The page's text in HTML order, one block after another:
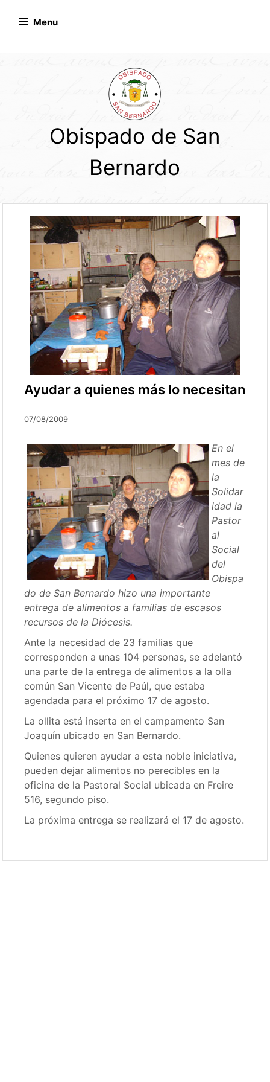
Menu
Obispado de San
Bernardo
Ayudar a quienes más lo necesitan
07/08/2009
En el
mes de
la
Solidar
idad la
Pastor
al
Social
del
Obispa
do de San Bernardo hizo una importante
entrega de alimentos a familias de escasos
recursos de la Diócesis.
Ante la necesidad de 23 familias que
corresponden a unas 104 personas, se adelantó
una parte de la entrega de alimentos a la olla
común San Vicente de Paúl, que estaba
agendada para el próximo 17 de agosto.
La ollita está inserta en el campamento San
Joaquín ubicado en San Bernardo.
Quienes quieren ayudar a esta noble iniciativa,
pueden dejar alimentos no perecibles en la
oficina de la Pastoral Social ubicada en Freire
516, segundo piso.
La próxima entrega se realizará el 17 de agosto.